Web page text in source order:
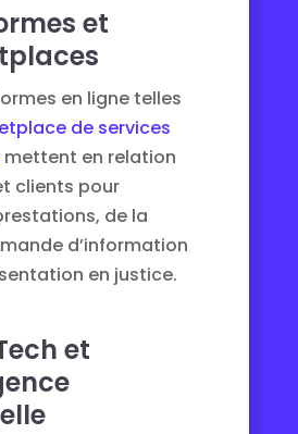
et
en ligne telles
de services
mettent en relation
clients pour
de la
d’information
en justice.
et